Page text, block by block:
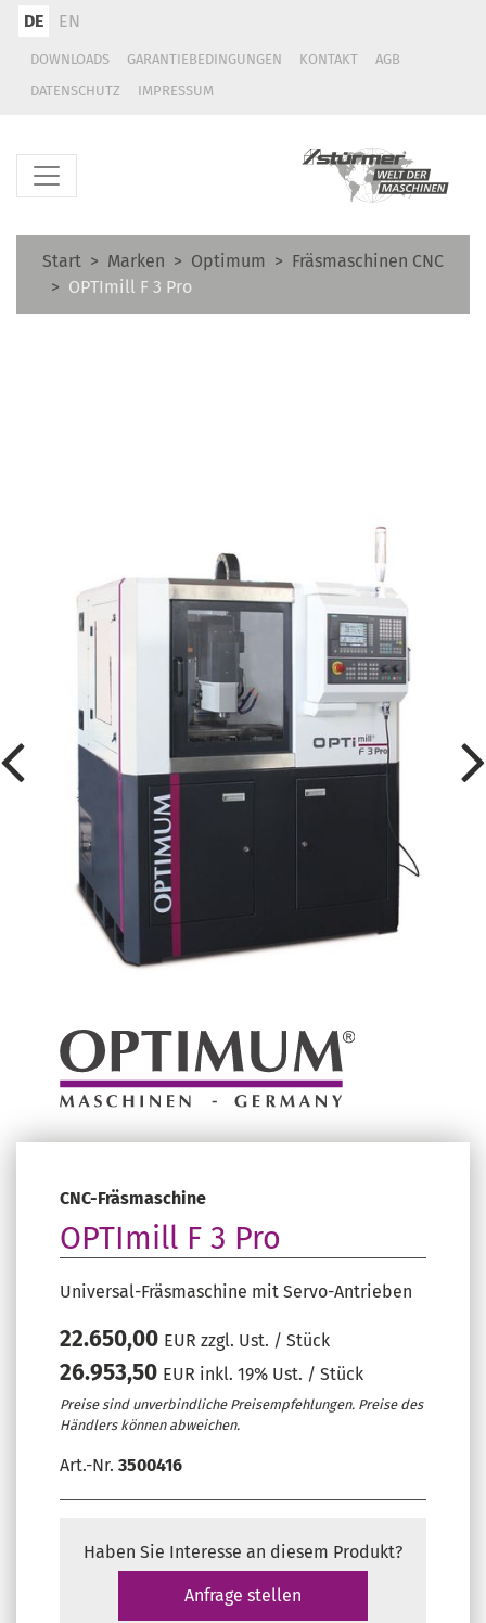
DE EN
DOWNLOADS GARANTIEBEDINGUNGEN KONTAKT
AGB
DATENSCHUTZ
IMPRESSUM
Start Marken Optimum
Fräsmaschinen CNC
OPTImill F 3 Pro
CNC-Fräsmaschine
OPTImill F 3 Pro
Universal-Fräsmaschine mit Servo-Antrieben
22.650,00 EUR zzgl. Ust. / Stück
26.953,50 EUR inkl. 19% Ust. / Stück
Preise sind unverbindliche Preisempfehlungen. Preise des
Händlers können abweichen.
Art.-Nr. 3500416
Haben Sie Interesse an diesem Produkt?
Anfrage stellen